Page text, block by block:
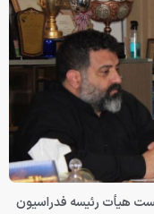
هیأت رئیسه فدراسیون